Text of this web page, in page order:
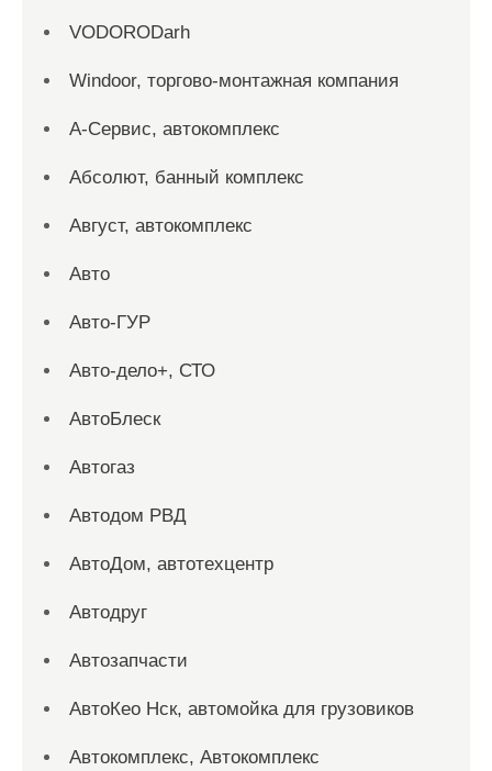
VODORODarh
Windoor, торгово-монтажная компания
А-Сервис, автокомплекс
Абсолют, банный комплекс
Август, автокомплекс
Авто
Авто-ГУР
Авто-дело+, СТО
АвтоБлеск
Автогаз
Автодом РВД
АвтоДом, автотехцентр
Автодруг
Автозапчасти
АвтоКео Нск, автомойка для грузовиков
Автокомплекс, Автокомплекс